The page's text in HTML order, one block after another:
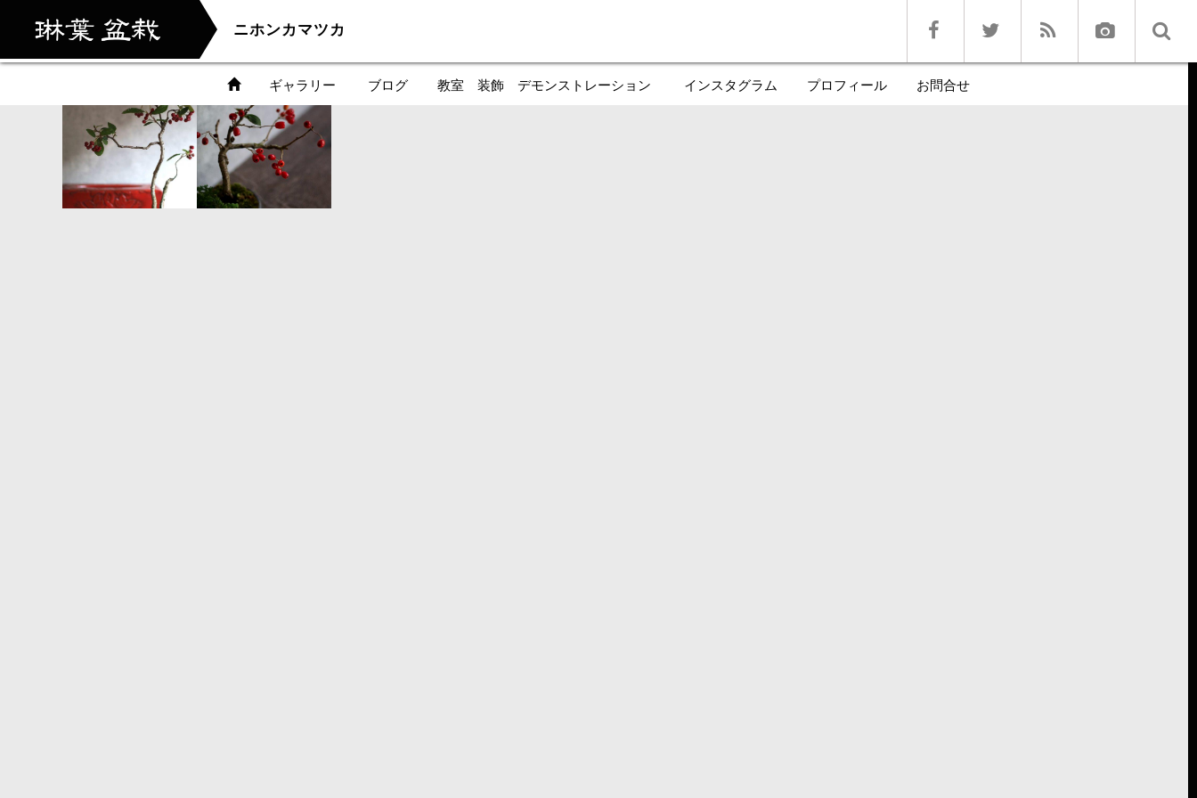
ニホンカマツカ
ギャラリー ブログ 教室 装飾 デモンストレーション インスタグラム プロフィール お問合せ